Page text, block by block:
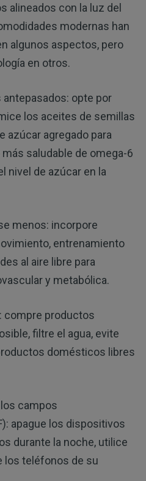
alineados con la luz del
modernas han
algunos aspectos, pero
en otros.
opte por
los aceites de semillas
azúcar agregado para
saludable de omega-6
nivel de azúcar en la
menos: incorpore
entrenamiento
al aire libre para
y metabólica.
compre productos
filtre el agua, evite
domésticos libres
campos
apague los dispositivos
durante la noche, utilice
los teléfonos de su